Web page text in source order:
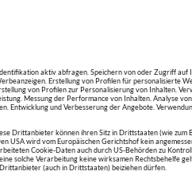
im
aktiv abfragen. Speichern von oder Zugriff auf
Erstellung von Profilen für personalisierte
von Profilen zur Personalisierung von Inhalten.
Messung der Performance von Inhalten. Analyse
Entwicklung und Verbesserung der Angebote.
Drittanbieter können ihren Sitz in Drittstaaten (wie zum
USA wird vom Europäischen Gerichtshof kein
Cookie-Daten auch durch US-Behörden zu
solche Verarbeitung keine wirksamen Rechtsbehelfe
(auch in Drittstaaten) beiziehen dürfen.